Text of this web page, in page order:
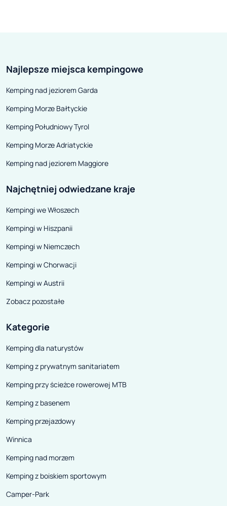
Najlepsze miejsca kempingowe
Kemping nad jeziorem Garda
Kemping Morze Bałtyckie
Kemping Południowy Tyrol
Kemping Morze Adriatyckie
Kemping nad jeziorem Maggiore
Najchętniej odwiedzane kraje
Kempingi we Włoszech
Kempingi w Hiszpanii
Kempingi w Niemczech
Kempingi w Chorwacji
Kempingi w Austrii
Zobacz pozostałe
Kategorie
Kemping dla naturystów
Kemping z prywatnym sanitariatem
Kemping przy ścieżce rowerowej MTB
Kemping z basenem
Kemping przejazdowy
Winnica
Kemping nad morzem
Kemping z boiskiem sportowym
Camper-Park